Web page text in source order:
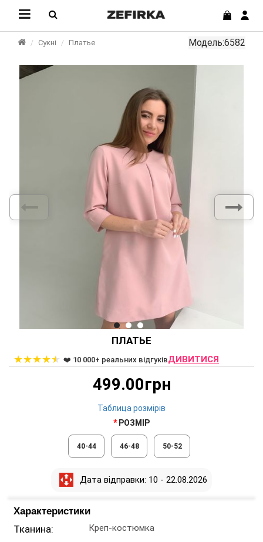
Сукні Платье Модель:6582
ПЛАТЬЕ
★★★★★ ❤️ 10 000+ реальних відгуківДИВИТИСЯ
499.00грн
Таблица розмірів
РОЗМІР
40-44 46-48 50-52
Дата відправки: 10 - 22.08.2026
Характеристики
Тканина: Креп-костюмка